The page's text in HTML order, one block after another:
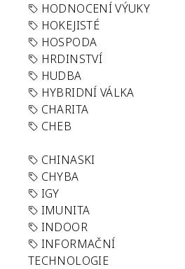
HODNOCENÍ VÝUKY
HOKEJISTÉ
HOSPODA
HRDINSTVÍ
HUDBA
HYBRIDNÍ VÁLKA
CHARITA
CHEB
CHINASKI
CHYBA
IGY
IMUNITA
INDOOR
INFORMAČNÍ
TECHNOLOGIE